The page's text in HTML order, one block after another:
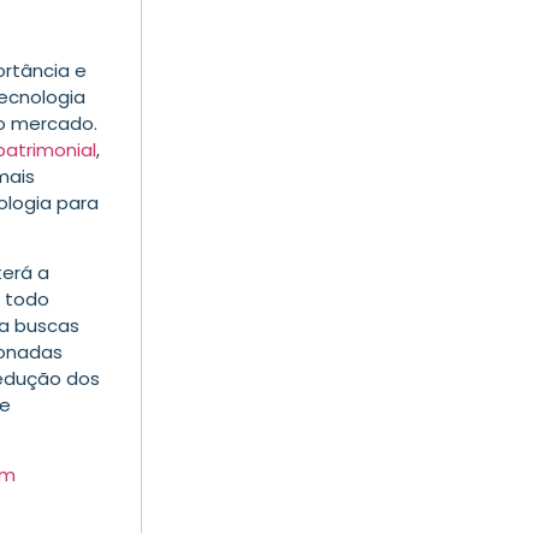
e
mercado.
,
para
a
todo
buscas
dos